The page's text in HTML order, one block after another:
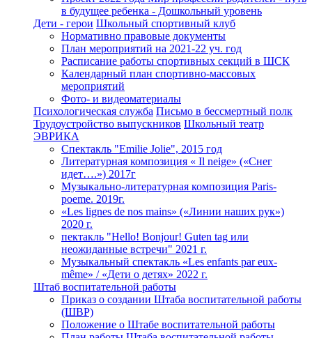
в будущее ребенка - Дошкольный уровень
Дети - герои Школьный спортивный клуб
Нормативно правовые документы
План мероприятий на 2021-22 уч. год
Расписание работы спортивных секций в ШСК
Календарный план спортивно-массовых
мероприятий
Фото- и видеоматериалы
Психологическая служба Письмо в бессмертный полк
Трудоустройство выпускников Школьный театр
ЭВРИКА
Спектакль "Emilie Jolie", 2015 год
Литературная композиция « Il neige» («Снег
идет….») 2017г
Музыкально-литературная композиция Paris-
poeme. 2019г.
«Les lignes de nos mains» («Линии наших рук»)
2020 г.
пектакль "Hello! Bonjour! Guten tag или
неожиданные встречи" 2021 г.
Музыкальный спектакль «Les enfants par eux-
même» / «Дети о детях» 2022 г.
Штаб воспитательной работы
Приказ о создании Штаба воспитательной работы
(ШВР)
Положение о Штабе воспитательной работы